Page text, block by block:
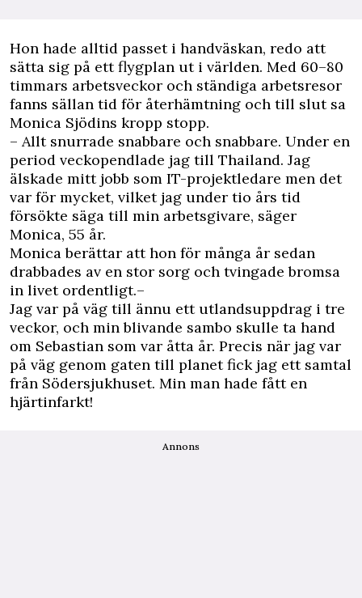
Hon hade alltid passet i handväskan, redo att
sätta sig på ett flygplan ut i världen. Med 60–80
timmars arbetsveckor och ständiga arbetsresor
fanns sällan tid för återhämtning och till slut sa
Monica Sjödins kropp stopp.
– Allt snurrade snabbare och snabbare. Under en
period veckopendlade jag till Thailand. Jag
älskade mitt jobb som IT-projektledare men det
var för mycket, vilket jag under tio års tid
försökte säga till min arbetsgivare, säger
Monica, 55 år.
Monica berättar att hon för många år sedan
drabbades av en stor sorg och tvingade bromsa
in livet ordentligt.–
Jag var på väg till ännu ett utlandsuppdrag i tre
veckor, och min blivande sambo skulle ta hand
om Sebastian som var åtta år. Precis när jag var
på väg genom gaten till planet fick jag ett samtal
från Södersjukhuset. Min man hade fått en
hjärtinfarkt!
Annons